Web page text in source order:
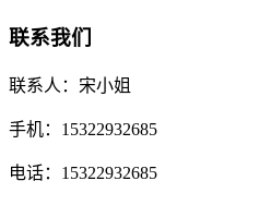
联系我们
联系人：宋小姐
手机：15322932685
电话：15322932685